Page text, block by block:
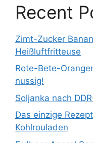
Recent
Zimt-Zucker
Heißluftfritteuse
Rote-Bete-
nussig!
Soljanka nach
Das einzige
Kohlrouladen